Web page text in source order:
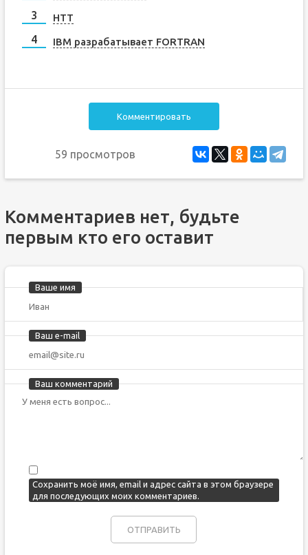
HTT
IBM разрабатывает FORTRAN
Комментировать
59 просмотров
Комментариев нет, будьте
первым кто его оставит
Ваше имя
Ваш e-mail
Ваш комментарий
Сохранить моё имя, email и адрес сайта в этом браузере
для последующих моих комментариев.